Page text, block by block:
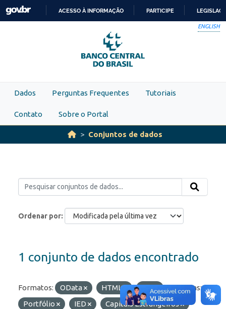
Skip to main content
PARA
O
CONTEÚDO
ACESSO À INFORMAÇÃO PARTICIPE
ENGLISH
Dados Perguntas Frequentes Tutoriais
Contato Sobre o Portal
Conjuntos de dados
Ordenar por
1 conjunto de dados encontrado
Formatos: OData HTML API
Etiquetas:
Portfólio
IED
Capitais Estrangeiros